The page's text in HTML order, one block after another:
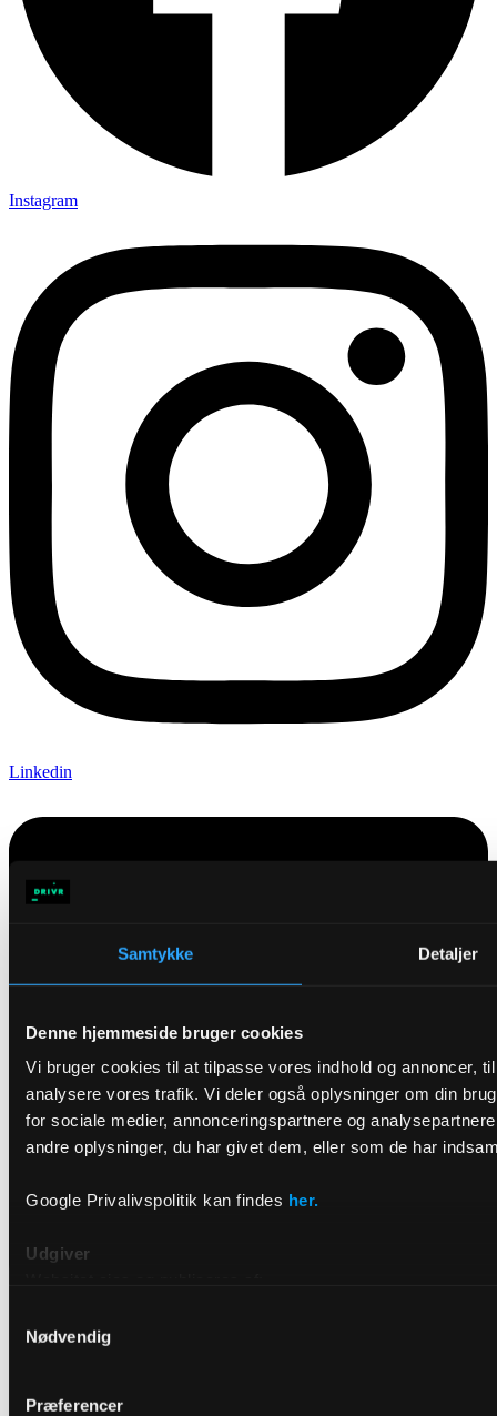
Samtykke Detaljer
Denne hjemmeside bruger cookies
Vi bruger cookies til at tilpasse vores indhold og annoncer,
analysere vores trafik. Vi deler også oplysninger om din
for sociale medier, annonceringspartnere og
andre oplysninger, du har givet dem, eller som de har
Google Privalivspolitik kan findes her.
Udgiver
DRIVR
Nødvendig
Præferencer
Instagram
Linkedin